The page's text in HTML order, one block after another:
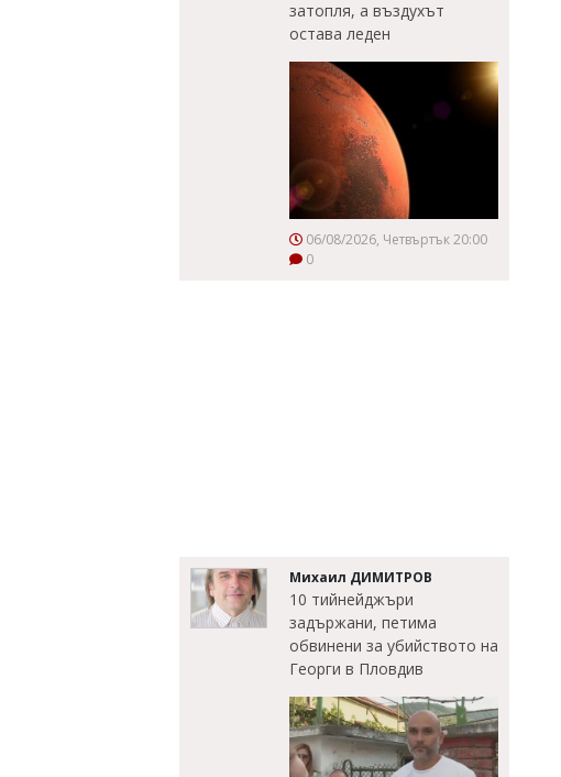
затопля, а въздухът
остава леден
06/08/2026, Четвъртък 20:00
0
Михаил ДИМИТРОВ
10 тийнейджъри
задържани, петима
обвинени за убийството на
Георги в Пловдив